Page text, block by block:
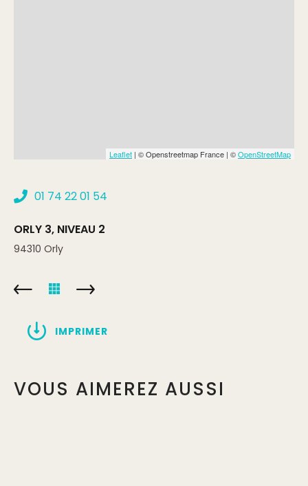
Leaflet | © Openstreetmap France | ©OpenStreetMap
01 74 22 01 54
ORLY 3, NIVEAU 2
94310 Orly
IMPRIMER
VOUS AIMEREZ AUSSI